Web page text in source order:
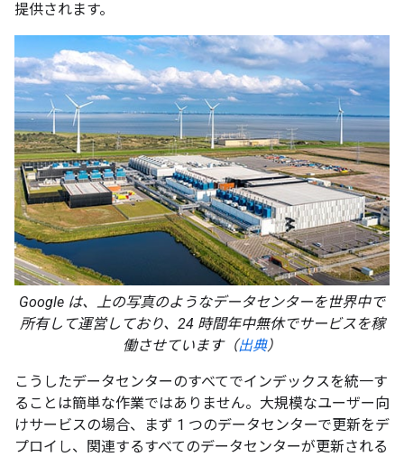
提供されます。
Google は、上の写真のようなデータセンターを世界中で
所有して運営しており、24 時間年中無休でサービスを稼
働させています（出典）
こうしたデータセンターのすべてでインデックスを統一す
ることは簡単な作業ではありません。大規模なユーザー向
けサービスの場合、まず 1 つのデータセンターで更新をデ
プロイし、関連するすべてのデータセンターが更新される